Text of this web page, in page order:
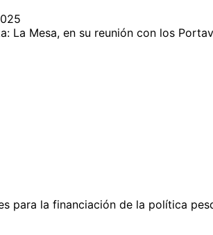
La Mesa, en su reunión con los
para la financiación de la política